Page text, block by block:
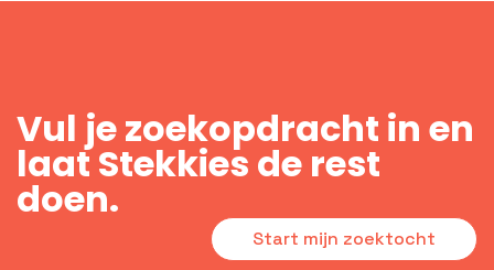
Vul je zoekopdracht in en
laat Stekkies de rest
doen.
Start mijn zoektocht